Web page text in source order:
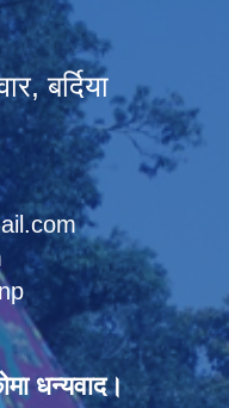
बर्दिया
धन्यवाद।